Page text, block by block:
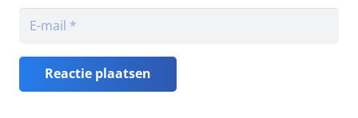
Reactie plaatsen